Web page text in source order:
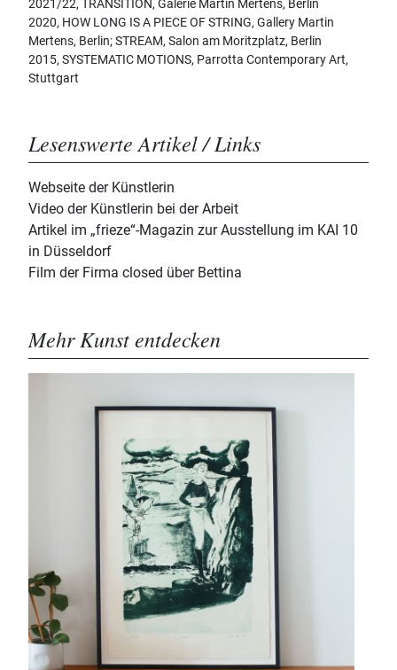
2021/22, TRANSITION, Galerie Martin Mertens, Berlin
2020, HOW LONG IS A PIECE OF STRING, Gallery Martin
Mertens, Berlin; STREAM, Salon am Moritzplatz, Berlin
2015, SYSTEMATIC MOTIONS, Parrotta Contemporary Art,
Stuttgart
Lesenswerte Artikel / Links
Webseite der Künstlerin
Video der Künstlerin bei der Arbeit
Artikel im „frieze“-Magazin zur Ausstellung im KAI 10
in Düsseldorf
Film der Firma closed über Bettina
Mehr Kunst entdecken